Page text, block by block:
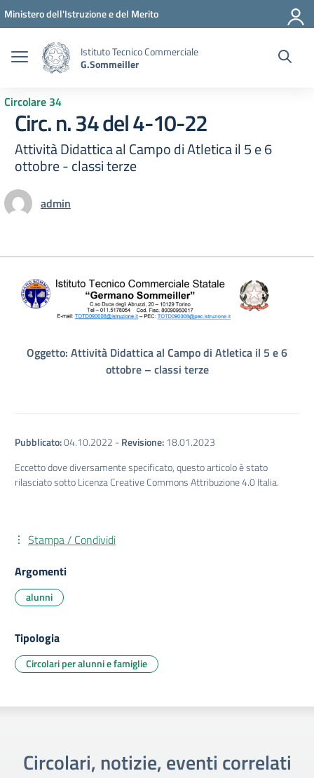
Vai ai contenuti
Vai al menu di navigazione
Vai al footer
Ministero dell'Istruzione e del Merito
Istituto Tecnico Commerciale
G.Sommeiller
Circolare 34
Circ. n. 34 del 4-10-22
Attività Didattica al Campo di Atletica il 5 e 6
ottobre - classi terze
admin
Oggetto: Attività Didattica al Campo di Atletica il 5 e 6
ottobre – classi terze
Pubblicato:04.10.2022 -Revisione:18.01.2023
Eccetto dove diversamente specificato, questo articolo è stato
rilasciato sotto Licenza Creative Commons Attribuzione 4.0 Italia.
Stampa / Condividi
Argomenti
alunni
Tipologia
Circolari per alunni e famiglie
Circolari, notizie, eventi correlati